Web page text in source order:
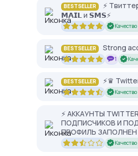
BESTSELLER
⚡️
𝗠𝗔𝗜𝗟 и 𝗦𝗠𝗦⚡️
BESTSELLER Strong
1
BESTSELLER ⚡️♛
⚡️ АККАУНТЫ
ПОДПИСЧИКОВ И
ПРОФИЛЬ ЗАПОЛНЕН